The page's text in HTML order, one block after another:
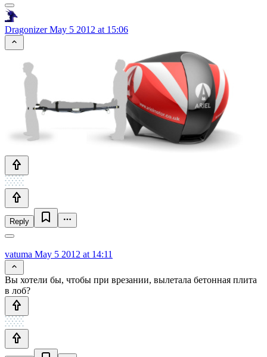
DragonizerMay 5 2012 at 15:06
Reply
vatuma May 5 2012 at 14:11
Вы хотели бы, чтобы при врезании, вылетала бетонная плита
в лоб?